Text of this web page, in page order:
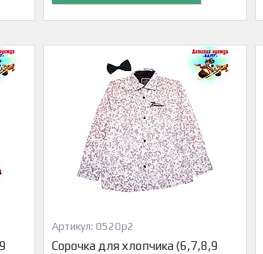
0520р2
Сорочка для хлопчика (6,7,8,9